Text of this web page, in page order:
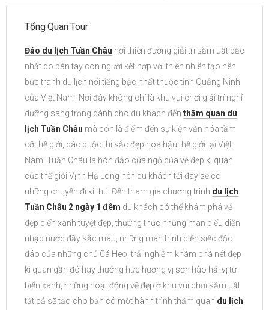
Tổng Quan Tour
Đảo du lịch Tuần Châu nơi thiên đường giải trí sầm uất bậc
nhất do bàn tay con người kết hợp với thiên nhiên tạo nên
bức tranh du lịch nổi tiếng bậc nhất thuộc tỉnh Quảng Ninh
của Việt Nam. Nơi đây không chỉ là khu vui chơi giải trí nghỉ
dưỡng sang trọng dành cho du khách đến thăm quan du
lịch Tuần Châu mà còn là điểm đến sự kiện văn hóa tầm
cỡ thế giới, các cuộc thi sắc đẹp hoa hậu thế giới tại Việt
Nam. Tuần Châu là hòn đảo cửa ngỏ của vẻ đẹp kì quan
của thế giới Vịnh Hạ Long nên du khách tới đây sẽ có
những chuyến đi kì thú. Đến tham gia chương trình du lịch
Tuần Châu 2 ngày 1 đêm du khách có thể khám phá vẻ
đẹp biển xanh tuyệt đẹp, thưởng thức những màn biểu diễn
nhạc nước đầy sắc màu, những màn trình diễn siếc độc
đáo của những chú Cá Heo, trải nghiệm khám phá nét đẹp
kì quan gần đó hay thưởng hức hương vị sơn hào hải vị từ
biển xanh, những hoạt động về đẹp ở khu vui chơi sầm uất
tất cả sẽ tạo cho bạn có một hành trình thăm quan du lịch